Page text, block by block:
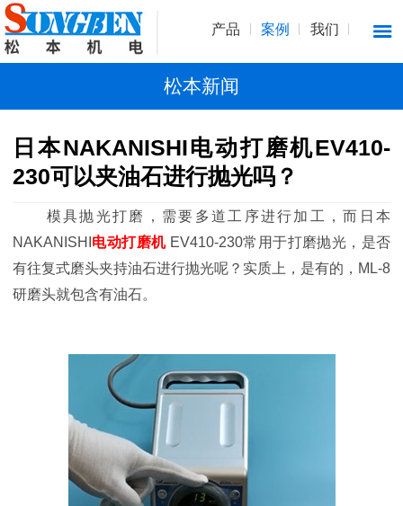
产品 案例 我们
松本新闻
日本NAKANISHI电动打磨机EV410-
230可以夹油石进行抛光吗？
模具抛光打磨，需要多道工序进行加工，而日本
NAKANISHI 电动打磨机 EV410-230常用于打磨抛光，是否
有往复式磨头夹持油石进行抛光呢？实质上，是有的，ML-8
研磨头就包含有油石。